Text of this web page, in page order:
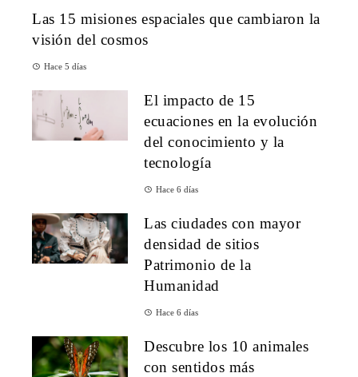
Las 15 misiones espaciales que cambiaron la
visión del cosmos
Hace 5 días
El impacto de 15
ecuaciones en la evolución
del conocimiento y la
tecnología
Hace 6 días
Las ciudades con mayor
densidad de sitios
Patrimonio de la
Humanidad
Hace 6 días
Descubre los 10 animales
con sentidos más